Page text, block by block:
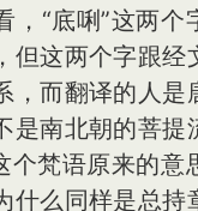
，“底唎”这两个
但这两个字跟经
，而翻译的人是
是南北朝的菩提
个梵语原来的意
什么同样是总持